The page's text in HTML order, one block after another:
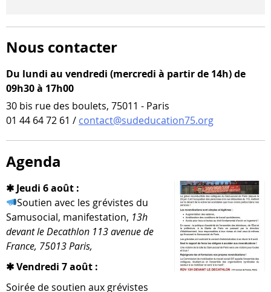
Nous contacter
Du lundi au vendredi (mercredi à partir de 14h) de
09h30 à 17h00
30 bis rue des boulets, 75011 - Paris
01 44 64 72 61 / contact@sudeducation75.org
Agenda
✱ Jeudi 6 août :
Soutien avec les gré­vistes du
Samusocial, mani­fes­ta­tion, 13h
devant le Decathlon 113 ave­nue de
France, 75013 Paris,
✱ Vendredi 7 août :
Soirée de sou­tien aux gré­vistes